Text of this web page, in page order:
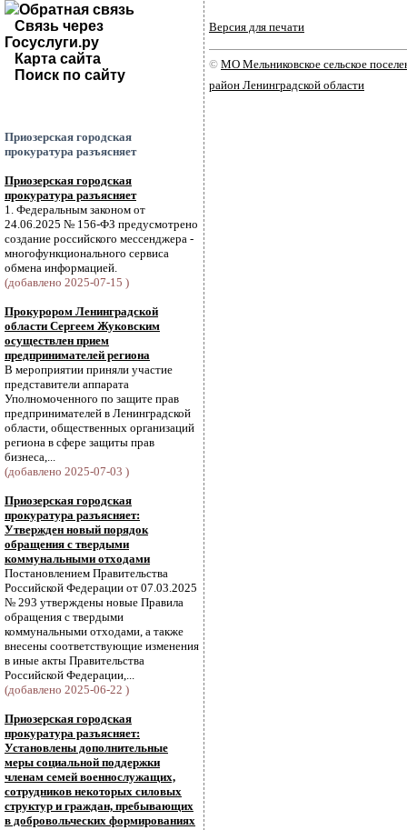
Обратная связь
Связь через
Госуслуги.ру
Карта сайта
Поиск по сайту
Приозерская городская
прокуратура разъясняет
Приозерская городская
прокуратура разъясняет
1. Федеральным законом от
24.06.2025 № 156-ФЗ предусмотрено
создание российского мессенджера -
многофункционального сервиса
обмена информацией.
(добавлено 2025-07-15 )
Прокурором Ленинградской
области Сергеем Жуковским
осуществлен прием
предпринимателей региона
В мероприятии приняли участие
представители аппарата
Уполномоченного по защите прав
предпринимателей в Ленинградской
области, общественных организаций
региона в сфере защиты прав
бизнеса,...
(добавлено 2025-07-03 )
Приозерская городская
прокуратура разъясняет:
Утвержден новый порядок
обращения с твердыми
коммунальными отходами
Постановлением Правительства
Российской Федерации от 07.03.2025
№ 293 утверждены новые Правила
обращения с твердыми
коммунальными отходами, а также
внесены соответствующие изменения
в иные акты Правительства
Российской Федерации,...
(добавлено 2025-06-22 )
Приозерская городская
прокуратура разъясняет:
Установлены дополнительные
меры социальной поддержки
членам семей военнослужащих,
сотрудников некоторых силовых
структур и граждан, пребывающих
в добровольческих формированиях
Версия для печати
© МО Мельниковское сельское
район Ленинградской области